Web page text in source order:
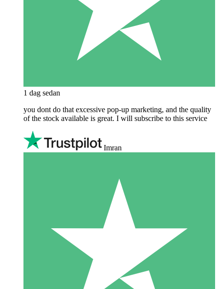
1 dag sedan
you dont do that excessive pop-up marketing, and the quality
of the stock available is great. I will subscribe to this service
Imran